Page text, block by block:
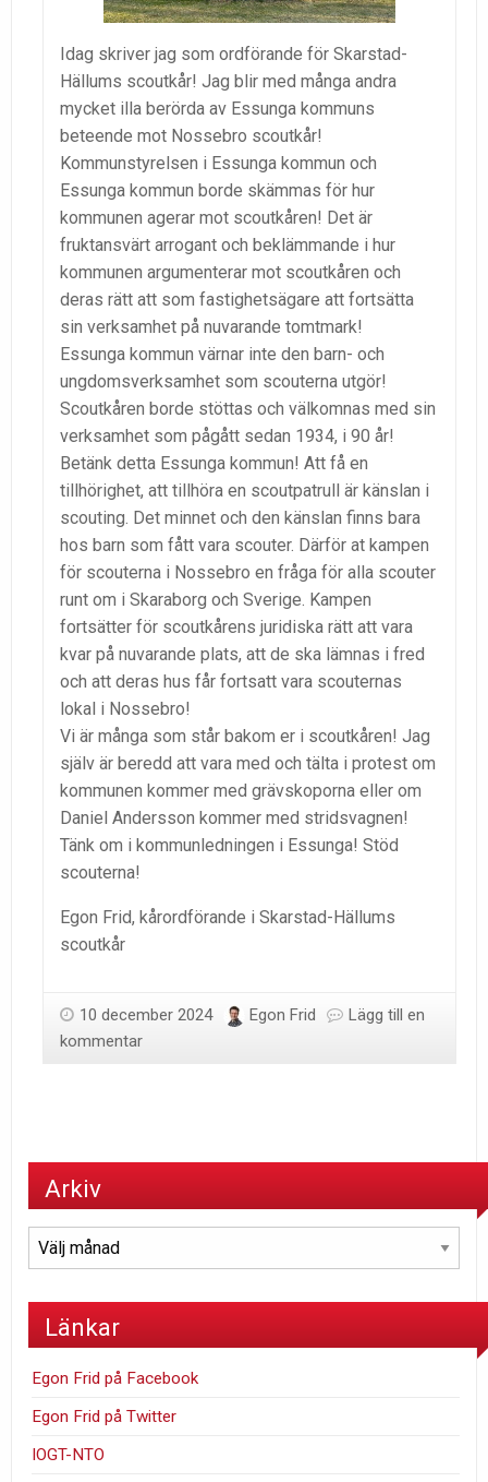
Idag skriver jag som ordförande för Skarstad-
Hällums scoutkår! Jag blir med många andra
mycket illa berörda av Essunga kommuns
beteende mot Nossebro scoutkår!
Kommunstyrelsen i Essunga kommun och
Essunga kommun borde skämmas för hur
kommunen agerar mot scoutkåren! Det är
fruktansvärt arrogant och beklämmande i hur
kommunen argumenterar mot scoutkåren och
deras rätt att som fastighetsägare att fortsätta
sin verksamhet på nuvarande tomtmark!
Essunga kommun värnar inte den barn- och
ungdomsverksamhet som scouterna utgör!
Scoutkåren borde stöttas och välkomnas med sin
verksamhet som pågått sedan 1934, i 90 år!
Betänk detta Essunga kommun! Att få en
tillhörighet, att tillhöra en scoutpatrull är känslan i
scouting. Det minnet och den känslan finns bara
hos barn som fått vara scouter. Därför at kampen
för scouterna i Nossebro en fråga för alla scouter
runt om i Skaraborg och Sverige. Kampen
fortsätter för scoutkårens juridiska rätt att vara
kvar på nuvarande plats, att de ska lämnas i fred
och att deras hus får fortsatt vara scouternas
lokal i Nossebro!
Vi är många som står bakom er i scoutkåren! Jag
själv är beredd att vara med och tälta i protest om
kommunen kommer med grävskoporna eller om
Daniel Andersson kommer med stridsvagnen!
Tänk om i kommunledningen i Essunga! Stöd
scouterna!
Egon Frid, kårordförande i Skarstad-Hällums
scoutkår
10 december 2024 Egon Frid
Lägg till en
kommentar
Arkiv
Arkiv
Länkar
Egon Frid på Facebook
Egon Frid på Twitter
IOGT-NTO